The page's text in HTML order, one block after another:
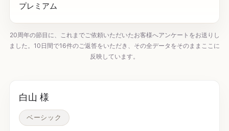
プレミアム
20周年の節目に、これまでご依頼いただいたお客様へアンケートをお送りし
ました。10日間で16件のご返答をいただき、その全データをそのままここに
反映しています。
白山 様
ベーシック